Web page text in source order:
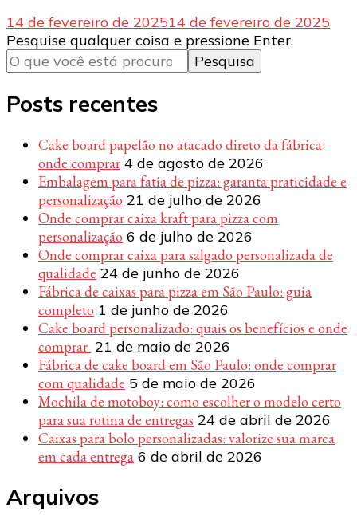
14 de fevereiro de 202514 de fevereiro de 2025
Procurando
algo?
Pesquise qualquer coisa e pressione Enter.
Posts recentes
Cake board papelão no atacado direto da fábrica:
onde comprar 4 de agosto de 2026
Embalagem para fatia de pizza: garanta praticidade e
personalização 21 de julho de 2026
Onde comprar caixa kraft para pizza com
personalização 6 de julho de 2026
Onde comprar caixa para salgado personalizada de
qualidade 24 de junho de 2026
Fábrica de caixas para pizza em São Paulo: guia
completo 1 de junho de 2026
Cake board personalizado: quais os benefícios e onde
comprar 21 de maio de 2026
Fábrica de cake board em São Paulo: onde comprar
com qualidade 5 de maio de 2026
Mochila de motoboy: como escolher o modelo certo
para sua rotina de entregas 24 de abril de 2026
Caixas para bolo personalizadas: valorize sua marca
em cada entrega 6 de abril de 2026
Arquivos